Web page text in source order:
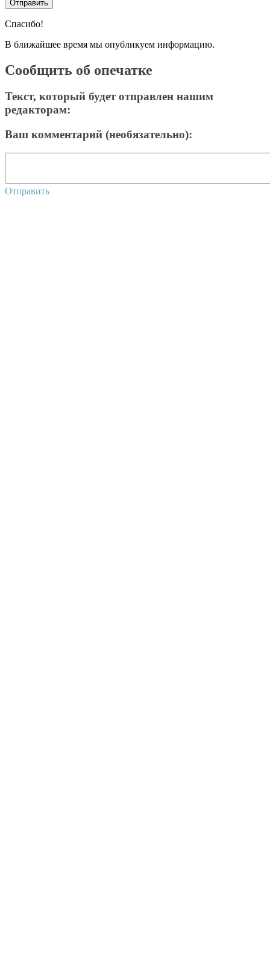
Спасибо!
В ближайшее время мы опубликуем информацию.
Сообщить об опечатке
Текст, который будет отправлен нашим
редакторам:
Ваш комментарий (необязательно):
Отправить